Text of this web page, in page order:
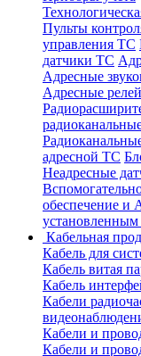
Пульты
управления ТС
датчики ТС
Адресные
Адресные
адресной ТС
Неадресные
обеспечение
Кабельная
Кабель для
Кабель витая
Кабель
Кабели
Кабели и
Кабели и